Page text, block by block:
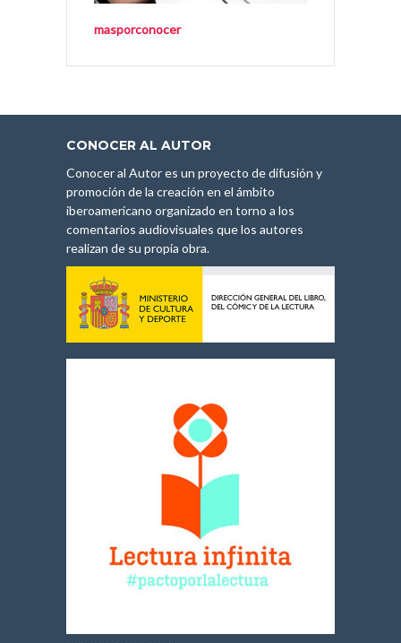
masporconocer
CONOCER AL AUTOR
Conocer al Autor es un proyecto de difusión y
promoción de la creación en el ámbito
iberoamericano organizado en torno a los
comentarios audiovisuales que los autores
realizan de su propia obra.